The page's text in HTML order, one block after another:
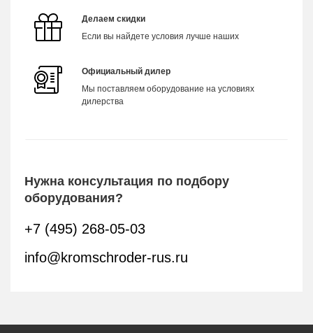
Делаем скидки
Если вы найдете условия лучше наших
Официальный дилер
Мы поставляем оборудование на условиях
дилерства
Нужна консультация по подбору
оборудования?
+7 (495) 268-05-03
info@kromschroder-rus.ru